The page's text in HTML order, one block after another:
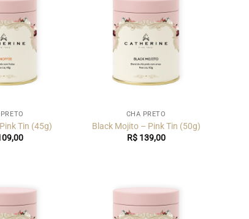
Tin (45g)
CHÁ PRETO
Black Mojito – Pink Tin (50g)
R$139,00